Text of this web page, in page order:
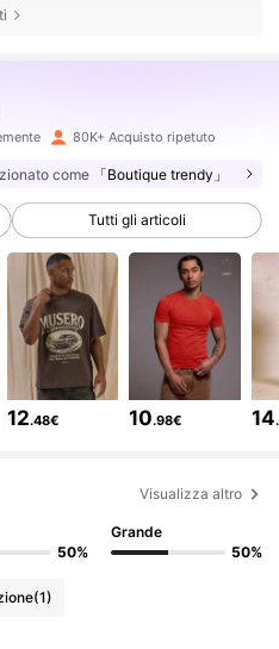
80K+ Acquisto ripetuto
come 「Boutique trendy」
Tutti gli articoli
12.48€ 10.98€ 14
Visualizza altro
50%
Grande
50%
(1)